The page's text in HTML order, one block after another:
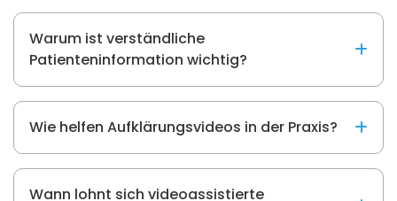
Warum ist verständliche
Patienteninformation wichtig?
Wie helfen Aufklärungsvideos in der Praxis?
Wann lohnt sich videoassistierte